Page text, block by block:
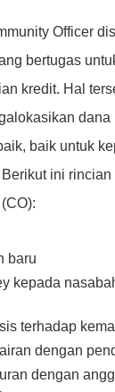
Officer
bertugas
kredit. Hal
dana
baik untuk
ini rincian
baru
kepada
terhadap
dengan
dengan